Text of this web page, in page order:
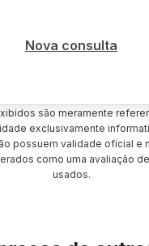
Nova consulta
são meramente
exclusivamente
possuem validade oficial e
como uma avaliação
usados.